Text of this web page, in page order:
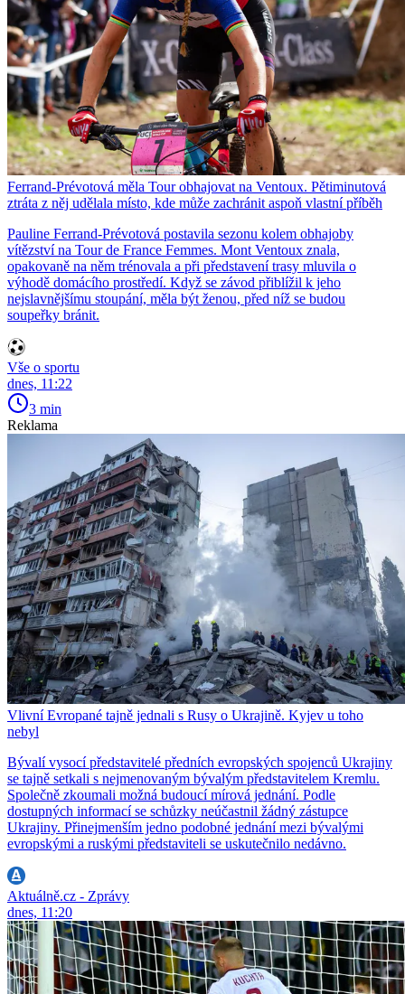
Ferrand-Prévotová měla Tour obhajovat na Ventoux. Pětiminutová
ztráta z něj udělala místo, kde může zachránit aspoň vlastní příběh
Pauline Ferrand-Prévotová postavila sezonu kolem obhajoby
vítězství na Tour de France Femmes. Mont Ventoux znala,
opakovaně na něm trénovala a při představení trasy mluvila o
výhodě domácího prostředí. Když se závod přiblížil k jeho
nejslavnějšímu stoupání, měla být ženou, před níž se budou
soupeřky bránit.
Vše o sportu
dnes, 11:22
3 min
Reklama
Vlivní Evropané tajně jednali s Rusy o Ukrajině. Kyjev u toho
nebyl
Bývalí vysocí představitelé předních evropských spojenců Ukrajiny
se tajně setkali s nejmenovaným bývalým představitelem Kremlu.
Společně zkoumali možná budoucí mírová jednání. Podle
dostupných informací se schůzky neúčastnil žádný zástupce
Ukrajiny. Přinejmenším jedno podobné jednání mezi bývalými
evropskými a ruskými představiteli se uskutečnilo nedávno.
Aktuálně.cz - Zprávy
dnes, 11:20